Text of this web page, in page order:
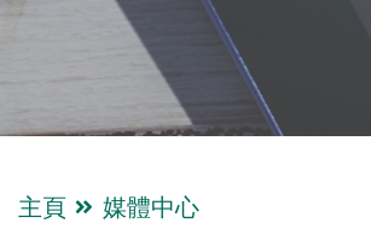
主頁 媒體中心